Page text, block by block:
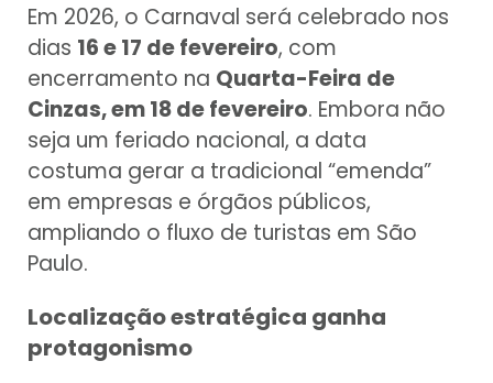
Em 2026, o Carnaval será celebrado nos
dias 16 e 17 de fevereiro, com
encerramento na Quarta-Feira de
Cinzas, em 18 de fevereiro. Embora não
seja um feriado nacional, a data
costuma gerar a tradicional “emenda”
em empresas e órgãos públicos,
ampliando o fluxo de turistas em São
Paulo.
Localização estratégica ganha
protagonismo